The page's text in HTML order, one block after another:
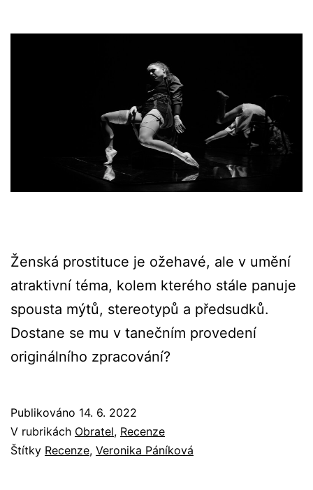
Ženská prostituce je ožehavé, ale v umění
atraktivní téma, kolem kterého stále panuje
spousta mýtů, stereotypů a předsudků.
Dostane se mu v tanečním provedení
originálního zpracování?
Publikováno 14. 6. 2022
V rubrikách Obratel, Recenze
Štítky Recenze, Veronika Páníková